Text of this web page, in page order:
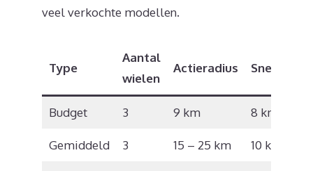
veel verkochte modellen.
Type
Aantal
wielen
Actieradius Snelheid
Budget 3 9 km 8 km/u
Gemiddeld 3 15 – 25 km 10 km/u